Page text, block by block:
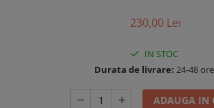
230,00 Lei
IN STOC
Durata de livrare: 24-48 ore
ADAUGA IN